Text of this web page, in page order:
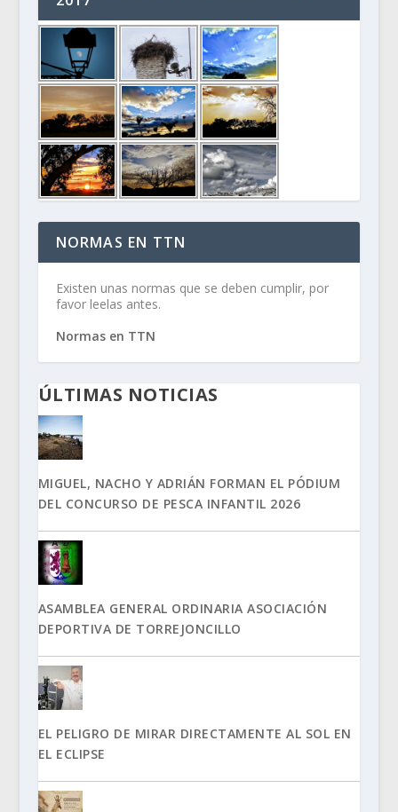
NORMAS EN TTN
Existen unas normas que se deben cumplir, por
favor leelas antes.
Normas en TTN
ÚLTIMAS NOTICIAS
MIGUEL, NACHO Y ADRIÁN FORMAN EL PÓDIUM
DEL CONCURSO DE PESCA INFANTIL 2026
ASAMBLEA GENERAL ORDINARIA ASOCIACIÓN
DEPORTIVA DE TORREJONCILLO
EL PELIGRO DE MIRAR DIRECTAMENTE AL SOL EN
EL ECLIPSE